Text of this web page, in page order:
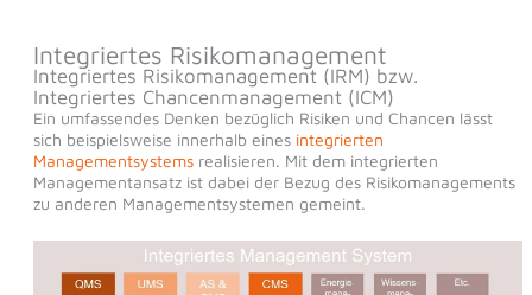
Integriertes Risikomanagement
Integriertes Risikomanagement (IRM) bzw.
Integriertes Chancenmanagement (ICM)
Ein umfassendes Denken bezüglich Risiken und Chancen lässt
sich beispielsweise innerhalb eines integrierten
Managementsystemsrealisieren. Mit dem integrierten
Managementansatz ist dabei der Bezug des Risikomanagements
zu anderen Managementsystemen gemeint.